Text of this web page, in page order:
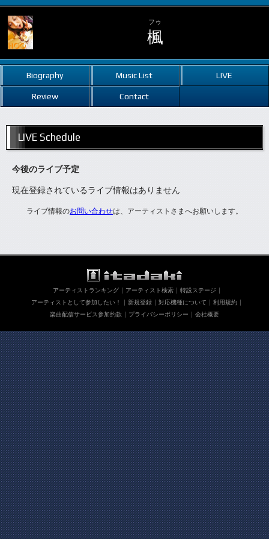
フゥ
楓
Biography Music List LIVE
Review Contact
LIVE Schedule
今後のライブ予定
現在登録されているライブ情報はありません
ライブ情報のお問い合わせは、アーティストさまへお願いします。
アーティストランキング アーティスト検索
特設ステージ
アーティストとして参加したい！
新規登録 対応機種について
利用規約
楽曲配信サービス参加約款
プライバシーポリシー 会社概要